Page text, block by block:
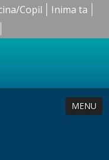
Copil
Inima ta
MENU